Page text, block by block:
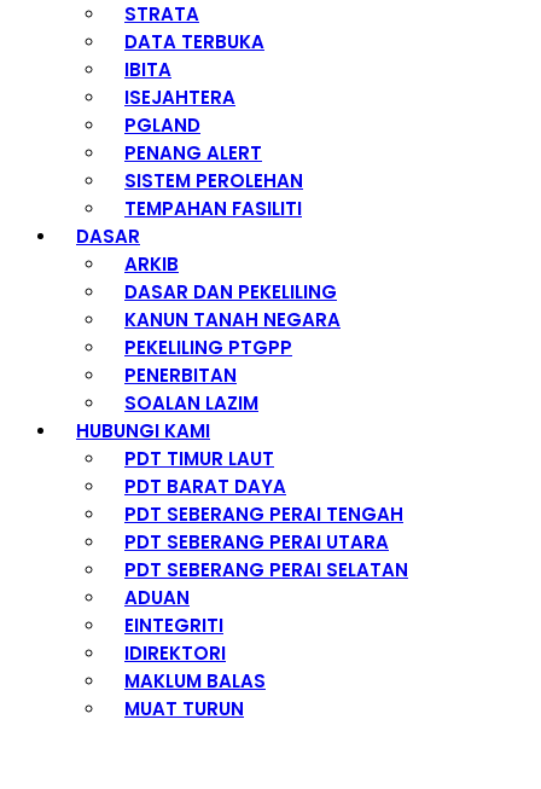
STRATA
DATA TERBUKA
IBITA
ISEJAHTERA
PGLAND
PENANG ALERT
SISTEM PEROLEHAN
TEMPAHAN FASILITI
DASAR
ARKIB
DASAR DAN PEKELILING
KANUN TANAH NEGARA
PEKELILING PTGPP
PENERBITAN
SOALAN LAZIM
HUBUNGI KAMI
PDT TIMUR LAUT
PDT BARAT DAYA
PDT SEBERANG PERAI TENGAH
PDT SEBERANG PERAI UTARA
PDT SEBERANG PERAI SELATAN
ADUAN
EINTEGRITI
IDIREKTORI
MAKLUM BALAS
MUAT TURUN